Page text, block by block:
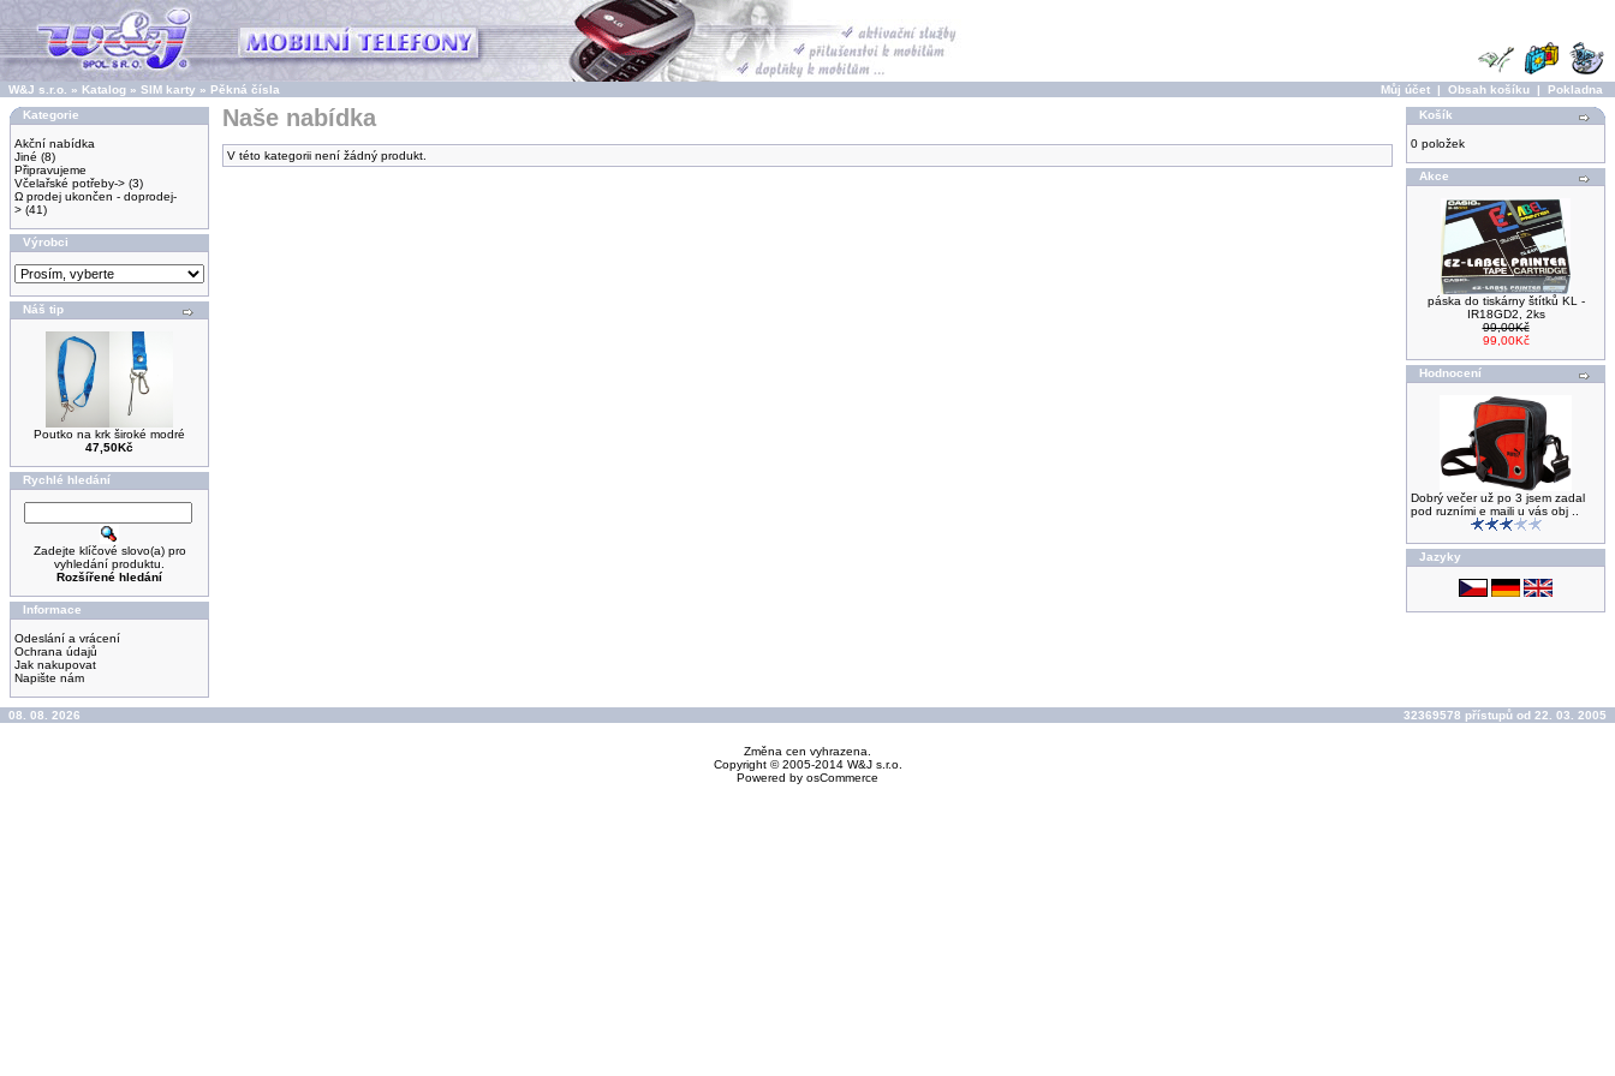
W&J s.r.o. » Katalog » SIM karty » Pěkná čísla Můj účet | Obsah košíku | Pokladna
Kategorie
Akční nabídka
Jiné (8)
Připravujeme
Včelařské potřeby-> (3)
Ω prodej ukončen - doprodej-
> (41)
Výrobci
Náš tip
Poutko na krk široké modré
47,50Kč
Rychlé hledání
Zadejte klíčové slovo(a) pro
vyhledání produktu.
Rozšířené hledání
Informace
Odeslání a vrácení
Ochrana údajů
Jak nakupovat
Napište nám
Naše nabídka
V této kategorii není žádný produkt.
Košík
0 položek
Akce
páska do tiskárny štítků KL -
IR18GD2, 2ks
99,00Kč
99,00Kč
Hodnocení
Dobrý večer už po 3 jsem zadal
pod ruzními e maili u vás obj ..
Jazyky
08. 08. 2026 32369578 přístupů od 22. 03. 2005
Změna cen vyhrazena.
Copyright © 2005-2014 W&J s.r.o.
Powered by osCommerce